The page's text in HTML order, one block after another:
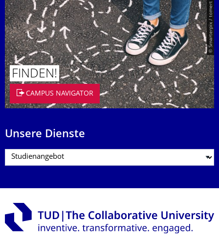
© Smarterpix / tomert
FINDEN!
CAMPUS NAVIGATOR
Unsere Dienste